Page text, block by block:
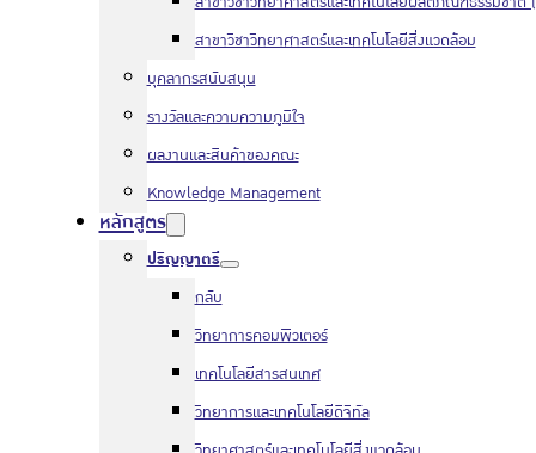
สาขาวิชาวิทยาศาสตร์และเทคโนโลยีสิ่งแวดล้อม
บุคลากรสนับสนุน
รางวัลและความความภูมิใจ
ผลงานและสินค้าของคณะ
Knowledge Management
หลักสูตร
ปริญญาตรี
กลับ
วิทยาการคอมพิวเตอร์
เทคโนโลยีสารสนเทศ
วิทยาการและเทคโนโลยีดิจิทัล